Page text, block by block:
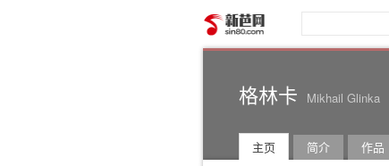
格林卡 Mikhail Glinka
主页 简介 作品